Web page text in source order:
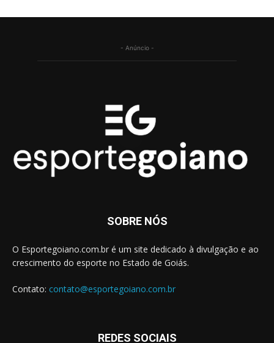
- Anúncio -
SOBRE NÓS
O Esportegoiano.com.br é um site dedicado à divulgação e ao
crescimento do esporte no Estado de Goiás.
Contato: contato@esportegoiano.com.br
REDES SOCIAIS